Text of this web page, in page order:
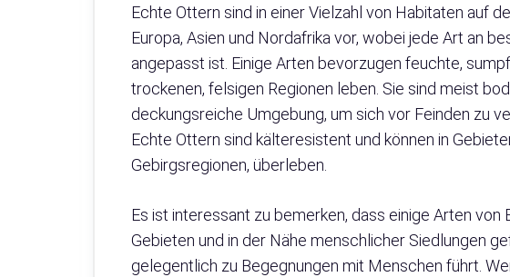
Echte Ottern sind in einer Vielzahl von Habitaten auf
Europa, Asien und Nordafrika vor, wobei jede Art an
angepasst ist. Einige Arten bevorzugen feuchte,
trockenen, felsigen Regionen leben. Sie sind meist
deckungsreiche Umgebung, um sich vor Feinden zu
Echte Ottern sind kälteresistent und können in
Gebirgsregionen, überleben.
Es ist interessant zu bemerken, dass einige Arten
Gebieten und in der Nähe menschlicher Siedlungen
gelegentlich zu Begegnungen mit Menschen führt.